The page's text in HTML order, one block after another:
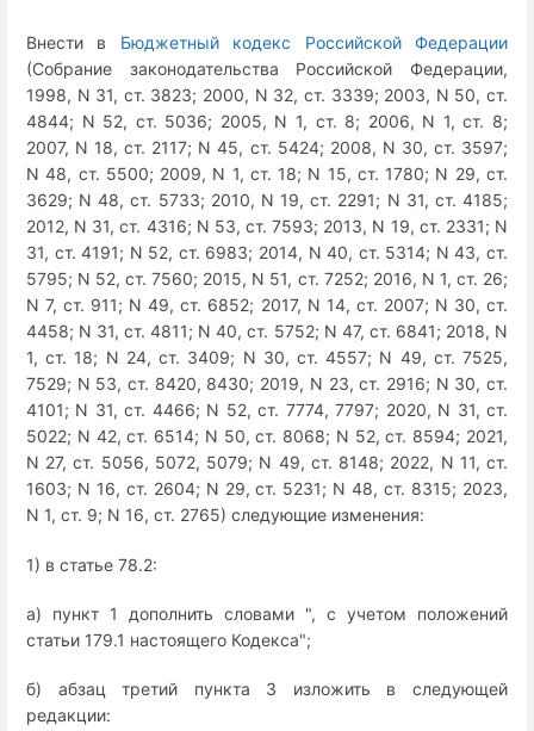
Внести в Бюджетный кодекс Российской Федерации
(Собрание законодательства Российской Федерации,
1998, N 31, ст. 3823; 2000, N 32, ст. 3339; 2003, N 50, ст.
4844; N 52, ст. 5036; 2005, N 1, ст. 8; 2006, N 1, ст. 8;
2007, N 18, ст. 2117; N 45, ст. 5424; 2008, N 30, ст. 3597;
N 48, ст. 5500; 2009, N 1, ст. 18; N 15, ст. 1780; N 29, ст.
3629; N 48, ст. 5733; 2010, N 19, ст. 2291; N 31, ст. 4185;
2012, N 31, ст. 4316; N 53, ст. 7593; 2013, N 19, ст. 2331; N
31, ст. 4191; N 52, ст. 6983; 2014, N 40, ст. 5314; N 43, ст.
5795; N 52, ст. 7560; 2015, N 51, ст. 7252; 2016, N 1, ст. 26;
N 7, ст. 911; N 49, ст. 6852; 2017, N 14, ст. 2007; N 30, ст.
4458; N 31, ст. 4811; N 40, ст. 5752; N 47, ст. 6841; 2018, N
1, ст. 18; N 24, ст. 3409; N 30, ст. 4557; N 49, ст. 7525,
7529; N 53, ст. 8420, 8430; 2019, N 23, ст. 2916; N 30, ст.
4101; N 31, ст. 4466; N 52, ст. 7774, 7797; 2020, N 31, ст.
5022; N 42, ст. 6514; N 50, ст. 8068; N 52, ст. 8594; 2021,
N 27, ст. 5056, 5072, 5079; N 49, ст. 8148; 2022, N 11, ст.
1603; N 16, ст. 2604; N 29, ст. 5231; N 48, ст. 8315; 2023,
N 1, ст. 9; N 16, ст. 2765) следующие изменения:
1) в статье 78.2:
а) пункт 1 дополнить словами ", с учетом положений
статьи 179.1 настоящего Кодекса";
б) абзац третий пункта 3 изложить в следующей
редакции: